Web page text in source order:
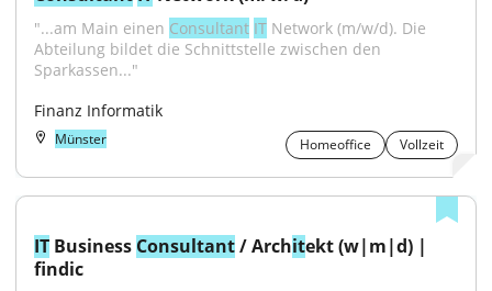
"...am Main einen Consultant IT Network (m/w/d). Die
Abteilung bildet die Schnittstelle zwischen den
Sparkassen..."
Finanz Informatik
Münster Homeoffice Vollzeit
IT Business Consultant / Architekt (w|m|d) |
findic